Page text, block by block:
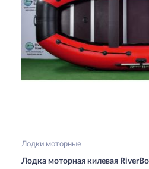
Лодки моторные
Лодка моторная килевая